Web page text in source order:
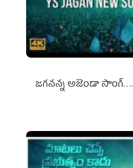
జగనన్న అజెండా సాంగ్….